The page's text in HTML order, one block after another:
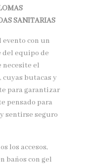
SANITARIAS
con un
del equipo de
necesite el
cuyas butacas y
para garantizar
pensado para
sentirse seguro
los accesos,
baños con gel